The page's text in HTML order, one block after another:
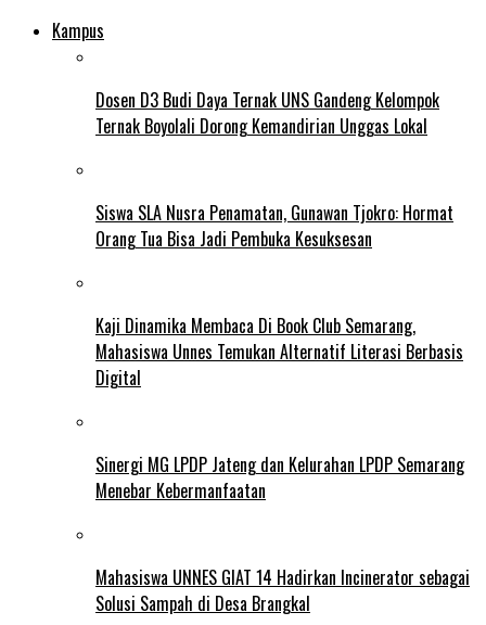
Kampus
Dosen D3 Budi Daya Ternak UNS Gandeng Kelompok
Ternak Boyolali Dorong Kemandirian Unggas Lokal
Siswa SLA Nusra Penamatan, Gunawan Tjokro: Hormat
Orang Tua Bisa Jadi Pembuka Kesuksesan
Kaji Dinamika Membaca Di Book Club Semarang,
Mahasiswa Unnes Temukan Alternatif Literasi Berbasis
Digital
Sinergi MG LPDP Jateng dan Kelurahan LPDP Semarang
Menebar Kebermanfaatan
Mahasiswa UNNES GIAT 14 Hadirkan Incinerator sebagai
Solusi Sampah di Desa Brangkal